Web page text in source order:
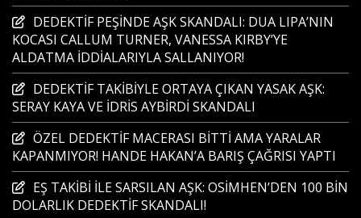
DEDEKTİF PEŞİNDE AŞK SKANDALI: DUA LIPA’NIN
KOCASI CALLUM TURNER, VANESSA KIRBY’YE
ALDATMA İDDİALARIYLA SALLANIYOR!
DEDEKTİF TAKİBİYLE ORTAYA ÇIKAN YASAK AŞK:
SERAY KAYA VE İDRİS AYBİRDİ SKANDALI
ÖZEL DEDEKTİF MACERASI BİTTİ AMA YARALAR
KAPANMIYOR! HANDE HAKAN’A BARIŞ ÇAĞRISI YAPTI
EŞ TAKİBİ İLE SARSILAN AŞK: OSİMHEN’DEN 100 BİN
DOLARLIK DEDEKTİF SKANDALI!